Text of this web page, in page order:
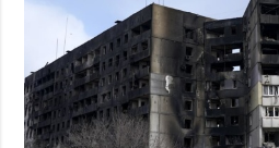
被占領地
政治
経済・復興
防衛